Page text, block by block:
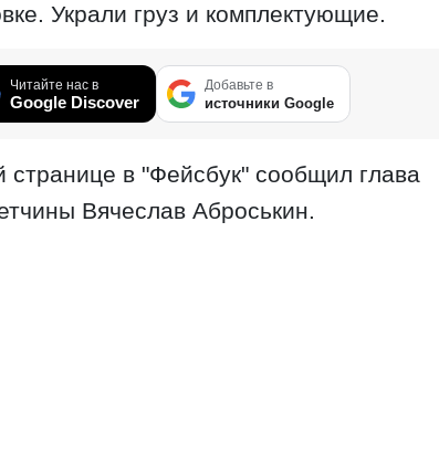
Украли груз и комплектующие.
Читайте нас в
Google Discover
Добавьте в
источники Google
странице в "Фейсбук" сообщил глава
Вячеслав Аброськин.